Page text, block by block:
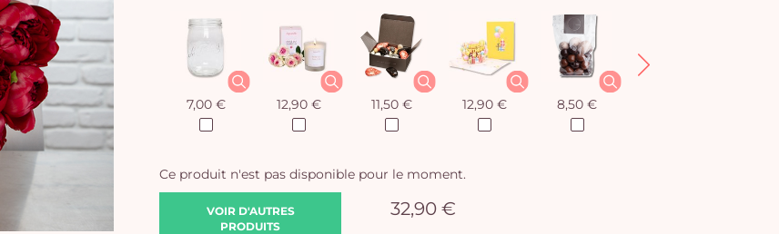
Ce produit n'est pas disponible pour le moment.
VOIR D'AUTRES
PRODUITS
32,90 €
7,00 € 12,90 € 11,50 € 12,90 € 8,50 €